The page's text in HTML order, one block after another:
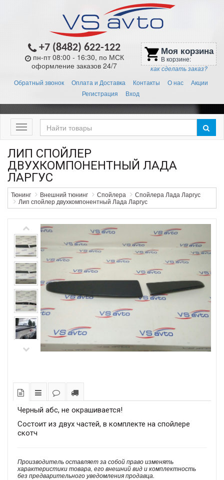
+7 (8482) 622-122
пн-пт 08:00 - 16:30, по МСК
оформление заказов 24/7
shopping_cart Моя корзина
В корзине:
как сделать заказ?
Обратный звонок Оплата и Доставка Контакты О нас
Акции
Регистрация
Вход
Меню
ЛИП СПОЙЛЕР
ДВУХКОМПОНЕНТНЫЙ ЛАДА
ЛАРГУС
Тюнинг Внешний тюнинг Спойлера
Спойлера Лада Ларгус
Лип спойлер двухкомпонентный Лада Ларгус
Черный абс, не окрашивается!
Состоит из двух частей, в комплекте на спойлере
скотч
Производитель оставляет за собой право изменять
характеристики товара, его внешний вид и комплектность
без предварительного уведомления продавца.